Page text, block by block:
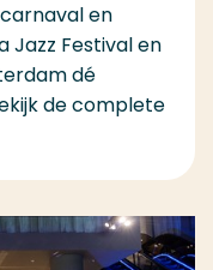
en
Jazz Festival en
dé
de complete